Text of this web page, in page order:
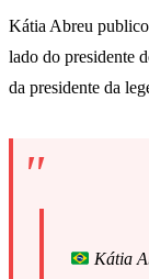
Kátia Abreu
lado do presidente
da presidente da
Kátia